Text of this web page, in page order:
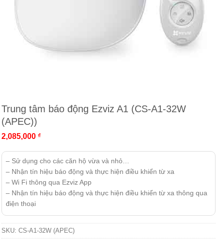
Trung tâm báo động Ezviz A1 (CS-A1-32W
(APEC))
2,085,000 ₫
– Sử dụng cho các căn hộ vừa và nhỏ…
– Nhận tín hiệu báo động và thực hiện điều khiển từ xa
– Wi Fi thông qua Ezviz App
– Nhận tín hiệu báo động và thực hiện điều khiển từ xa thông qua
điện thoại
SKU: CS-A1-32W (APEC)